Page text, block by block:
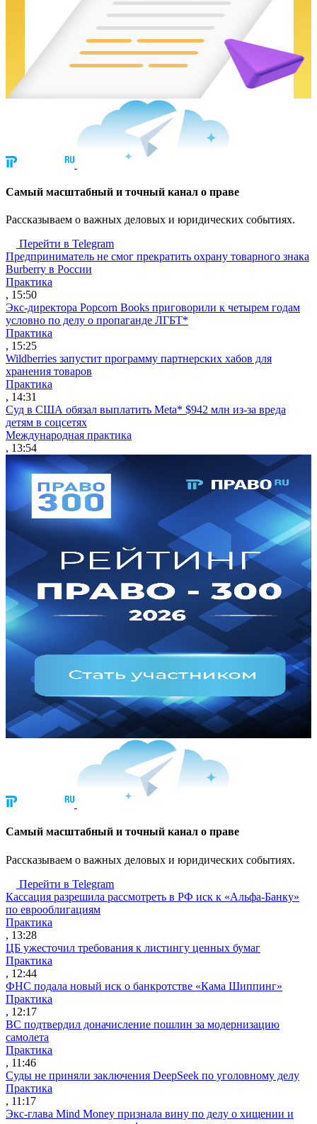
Cамый масштабный и точный канал о праве
Рассказываем о важных деловых и юридических событиях.
Перейти в Telegram
Предприниматель не смог прекратить охрану товарного знака
Burberry в России
Практика
, 15:50
Экс-директора Popcorn Books приговорили к четырем годам
условно по делу о пропаганде ЛГБТ*
Практика
, 15:25
Wildberries запустит программу партнерских хабов для
хранения товаров
Практика
, 14:31
Суд в США обязал выплатить Meta* $942 млн из-за вреда
детям в соцсетях
Международная практика
, 13:54
Cамый масштабный и точный канал о праве
Рассказываем о важных деловых и юридических событиях.
Перейти в Telegram
Кассация разрешила рассмотреть в РФ иск к «Альфа-Банку»
по еврооблигациям
Практика
, 13:28
ЦБ ужесточил требования к листингу ценных бумаг
Практика
, 12:44
ФНС подала новый иск о банкротстве «Кама Шиппинг»
Практика
, 12:17
ВС подтвердил доначисление пошлин за модернизацию
самолета
Практика
, 11:46
Суды не приняли заключения DeepSeek по уголовному делу
Практика
, 11:17
Экс-глава Mind Money признала вину по делу о хищении и